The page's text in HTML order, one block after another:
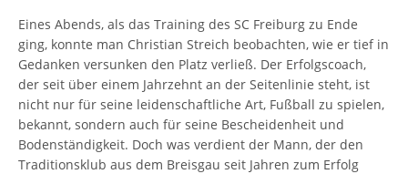
Eines Abends, als das Training des SC Freiburg zu Ende
ging, konnte man Christian Streich beobachten, wie er tief in
Gedanken versunken den Platz verließ. Der Erfolgscoach,
der seit über einem Jahrzehnt an der Seitenlinie steht, ist
nicht nur für seine leidenschaftliche Art, Fußball zu spielen,
bekannt, sondern auch für seine Bescheidenheit und
Bodenständigkeit. Doch was verdient der Mann, der den
Traditionsklub aus dem Breisgau seit Jahren zum Erfolg